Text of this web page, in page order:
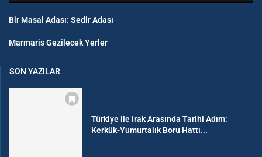
Bir Masal Adası: Sedir Adası
Marmaris Gezilecek Yerler
SON YAZILAR
Türkiye ile Irak Arasında Tarihi Adım:
Kerkük-Yumurtalık Boru Hattı...